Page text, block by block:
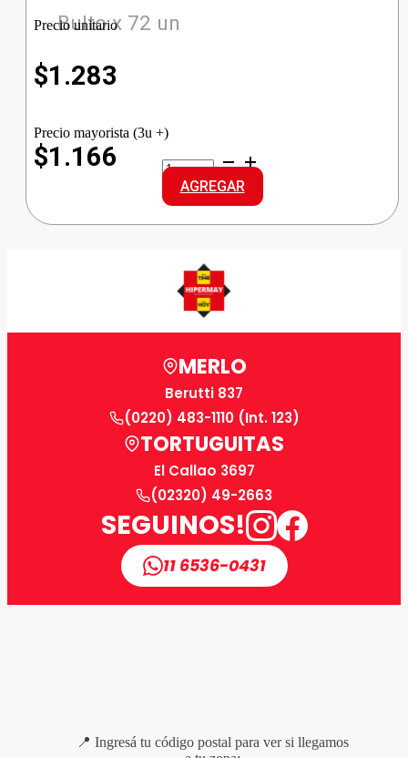
Bulto x 72 un
Precio unitario
$1.283
Precio mayorista (3u +)
$1.166
LUX
J/TOCADOR
ROSA
FRAN
cantidad
AGREGAR
MERLO
Berutti 837
(0220) 483-1110 (Int. 123)
TORTUGUITAS
El Callao 3697
(02320) 49-2663
SEGUINOS!
11 6536-0431
📍 Ingresá tu código postal para ver si llegamos